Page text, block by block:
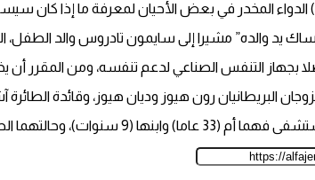
المخدر في بعض الأحيان لمعرفة ما إذا كان
يد والده” مشيرا إلى سايمون تادروس والد الطفل،
بجهاز التنفس الصناعي لدعم تنفسه، ومن المقرر أن
البريطانيان رون هيوز وديان هيوز، وقائدة
الصحية مستقرة بحسب تقارير المستشفى. .